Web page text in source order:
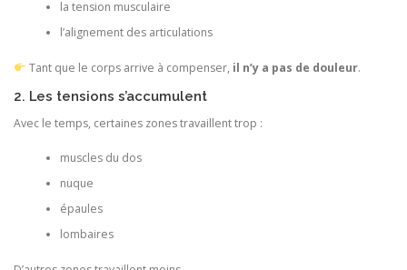
la tension musculaire
l’alignement des articulations
Tant que le corps arrive à compenser, il n’y a pas de douleur.
2. Les tensions s’accumulent
Avec le temps, certaines zones travaillent trop :
muscles du dos
nuque
épaules
lombaires